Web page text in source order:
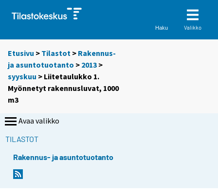
Haku Valikko
Etusivu > Tilastot > Rakennus-
ja asuntotuotanto > 2013 >
syyskuu > Liitetaulukko 1.
Myönnetyt rakennusluvat, 1000
m3
Avaa valikko
TILASTOT
Rakennus- ja asuntotuotanto